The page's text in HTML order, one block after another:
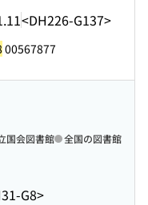
<DH226-G137>
00567877
G8>
国会図書館 全国の図書館